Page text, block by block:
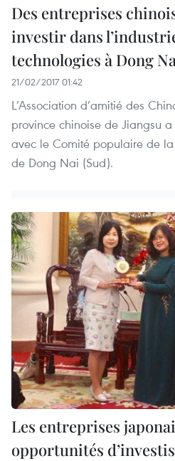
Des entreprises
investir dans
technologies à Dong
21/02/2017 01:42
L’Association d’amitié des
province chinoise de Jiangsu
avec le Comité populaire de
de Dong Nai (Sud).
Les entreprises
opportunités